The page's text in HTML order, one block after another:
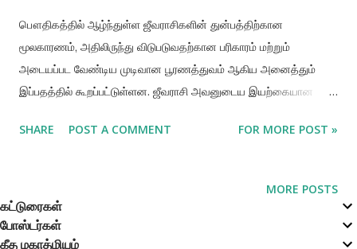
பௌதிகத்தில் ஆழ்ந்துள்ள ஜீவராசிகளின் துன்பத்திற்கான
மூலகாரணம், அதிலிருந்து விடுபடுவதற்கான பரிகாரம் மற்றும்
அடையப்பட வேண்டிய முடிவான பூரணத்துவம் ஆகிய அனைத்தும்
இப்பதத்தில் கூறப்பட்டுள்ளன. ஜீவராசி அவனுடைய இயற்கையான
ஆனால் இப்போது அவன் பகிரங்க சக்தியினால் சிறைப்படுத்தப்பட்டு
ஆன்மீகத் தன்மையைக் கொண்ட ஜீவன், ஜட இயற்கைக் குணங்களின்
கீழ் பௌதிக துன்பங்களை அனுபவிக்கிறான். தான் பௌதிகத்தின்
SHARE POST A COMMENT FOR MORE POST »
MORE POSTS
கட்டுரைகள்
போஸ்டர்கள்
கீத மகாத்மியம்